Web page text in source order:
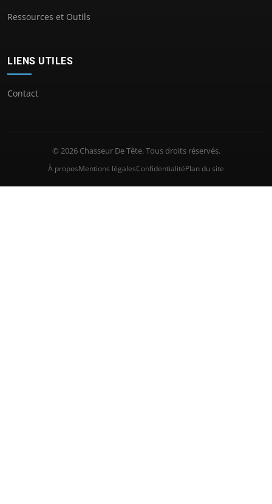
Ressources et Outils
LIENS UTILES
Contact
© 2026 Chasseur De Tête. Tous droits réservés.
À proposMentions légalesConfidentialitéPlan du site